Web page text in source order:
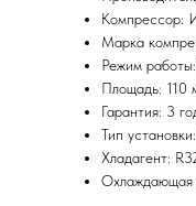
Компрессор:
Марка
Режим
Площадь: 110
Гарантия: 3
Тип
Хладагент:
Охлаждающая